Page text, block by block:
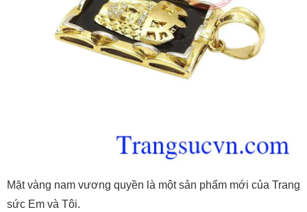
Mặt vàng nam vương quyền là một sản phẩm mới của Trang